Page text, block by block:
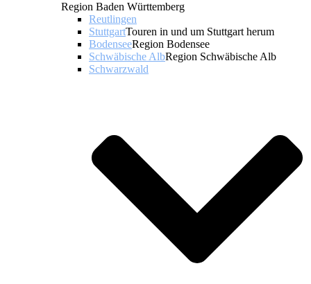
Region Baden Württemberg
Reutlingen
StuttgartTouren in und um Stuttgart herum
BodenseeRegion Bodensee
Schwäbische AlbRegion Schwäbische Alb
Schwarzwald